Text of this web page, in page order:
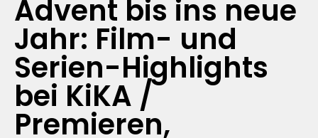
Advent bis ins neue
Jahr: Film- und
Serien-Highlights
bei KiKA /
Premieren,